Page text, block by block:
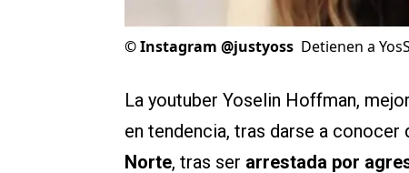
©Instagram @justyoss Detienen a
La youtuber Yoselin Hoffman,
en tendencia, tras darse a conocer
Norte, tras ser arrestada por